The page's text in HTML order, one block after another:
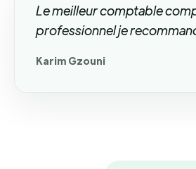
Le meilleur comptable
professionnel je
Karim Gzouni